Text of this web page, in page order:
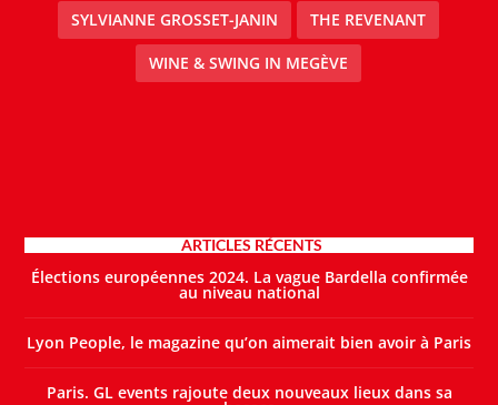
SYLVIANNE GROSSET-JANIN THE REVENANT
WINE & SWING IN MEGÈVE
ARTICLES RÉCENTS
Élections européennes 2024. La vague Bardella confirmée
au niveau national
Lyon People, le magazine qu’on aimerait bien avoir à Paris
Paris. GL events rajoute deux nouveaux lieux dans sa